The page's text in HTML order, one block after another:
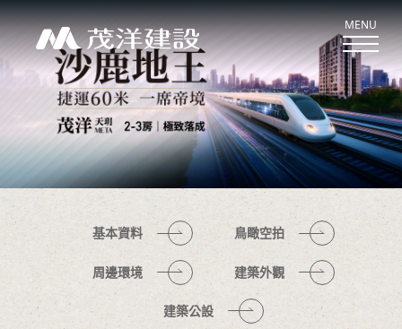
MENU
關於茂洋
ABOUT US
新案鑑賞
CASE
經典作品
CLASSIC
基本資料 鳥瞰空拍
周邊環境 建築外觀
建築公設